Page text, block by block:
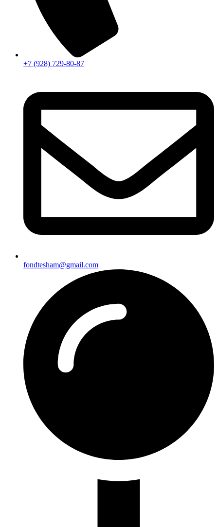
+7 (928) 729-80-87
fondtesham@gmail.com